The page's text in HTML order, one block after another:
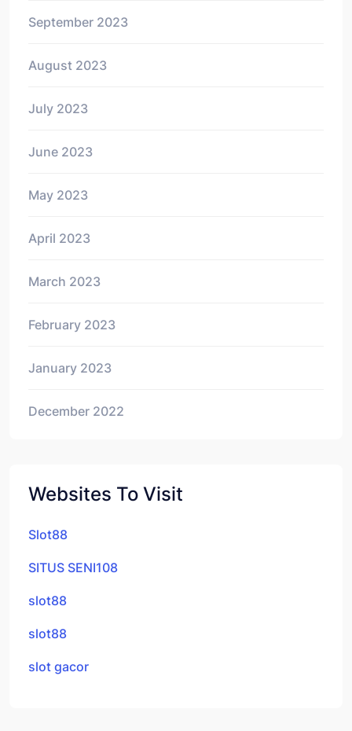
September 2023
August 2023
July 2023
June 2023
May 2023
April 2023
March 2023
February 2023
January 2023
December 2022
Websites To Visit
Slot88
SITUS SENI108
slot88
slot88
slot gacor